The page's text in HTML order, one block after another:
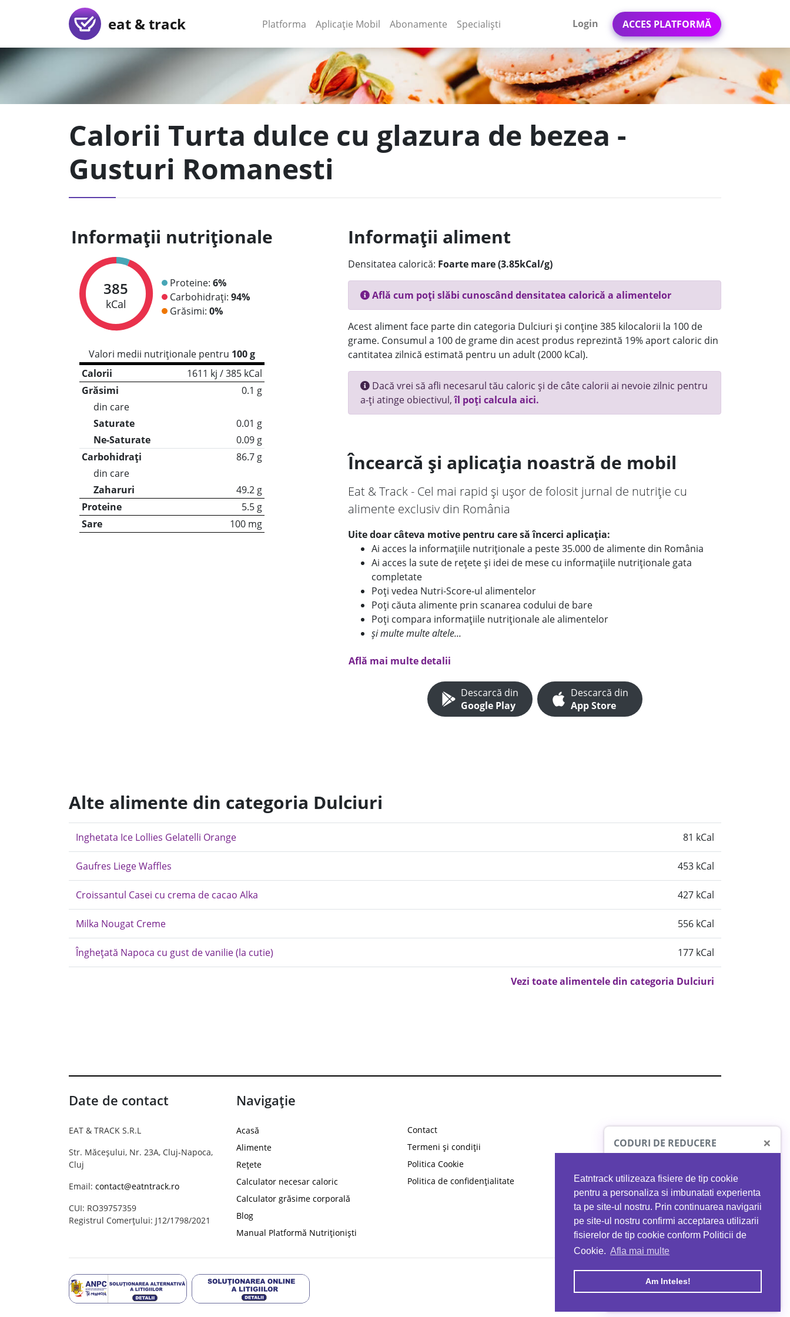
Eatntrack utilizeaza fisiere de tip cookie
pentru a personaliza si imbunatati experienta
ta pe site-ul nostru. Prin continuarea navigarii
pe site-ul nostru confirmi acceptarea utilizarii
fisierelor de tip cookie conform Politicii de
Cookie. Afla mai multe
Am Inteles!
eat & track Platforma (current)
Aplicație Mobil (current)
Abonamente Specialiști Login ACCES PLATFORMĂ
Calorii Turta dulce cu glazura de bezea -
Gusturi Romanesti
Informații nutriționale
385
kCal
Proteine: 6%
Carbohidrați: 94%
Grăsimi: 0%
Valori medii nutriționale pentru 100 g
Calorii
1611 kj / 385 kCal
Grăsimi
0.1 g
din care
Saturate
0.01 g
Ne-Saturate
0.09 g
Carbohidrați
86.7 g
din care
Zaharuri
49.2 g
Proteine
5.5 g
Sare
100 mg
Informații aliment
Densitatea calorică: Foarte mare (3.85kCal/g)
Află cum poți slăbi cunoscând densitatea calorică a alimentelor
Acest aliment face parte din categoria Dulciuri și conține 385 kilocalorii la 100 de
grame. Consumul a 100 de grame din acest produs reprezintă 19% aport caloric din
cantitatea zilnică estimată pentru un adult (2000 kCal).
Dacă vrei să afli necesarul tău caloric și de câte calorii ai nevoie zilnic pentru
a-ți atinge obiectivul,îl poți calcula aici.
Încearcă și aplicația noastră de mobil
Eat & Track - Cel mai rapid și ușor de folosit jurnal de nutriție cu
alimente exclusiv din România
Uite doar câteva motive pentru care să încerci aplicația:
Ai acces la informațiile nutriționale a peste 35.000 de alimente din România
Ai acces la sute de rețete și idei de mese cu informațiile nutriționale gata
completate
Poți vedea Nutri-Score-ul alimentelor
Poți căuta alimente prin scanarea codului de bare
Poți compara informațiile nutriționale ale alimentelor
și multe multe altele...
Află mai multe detalii
Descarcă din
Google Play
Descarcă din
App Store
Alte alimente din categoria Dulciuri
Inghetata Ice Lollies Gelatelli Orange 81 kCal
Gaufres Liege Waffles 453 kCal
Croissantul Casei cu crema de cacao Alka 427 kCal
Milka Nougat Creme 556 kCal
Înghețată Napoca cu gust de vanilie (la cutie) 177 kCal
Vezi toate alimentele din categoria Dulciuri
Date de contact
EAT & TRACK S.R.L
Str. Măceșului, Nr. 23A, Cluj-Napoca,
Cluj
Email: contact@eatntrack.ro
CUI: RO39757359
Registrul Comerțului: J12/1798/2021
Navigație
Acasă
Alimente
Rețete
Calculator necesar caloric
Calculator grăsime corporală
Blog
Manual Platformă Nutriționiști
Contact
Termeni și condiții
Politica Cookie
Politica de confidențialitate
CODURI DE REDUCERE ×
PROTO41
reducere la orice comandă
EATNTRACK
MYPROTEIN
Ai40%reducere la orice comandă
folosind codul EATTRACK